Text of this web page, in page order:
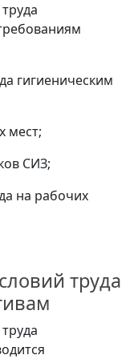
гигиеническим
мест;
СИЗ;
на рабочих
труда